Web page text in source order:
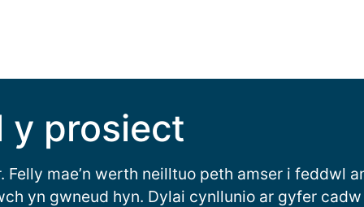
y prosiect
mae’n werth neilltuo peth amser i feddwl
yn gwneud hyn. Dylai cynllunio ar gyfer